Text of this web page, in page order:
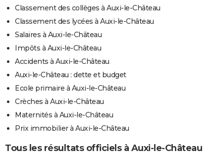
Classement des collèges à Auxi-le-Château
Classement des lycées à Auxi-le-Château
Salaires à Auxi-le-Château
Impôts à Auxi-le-Château
Accidents à Auxi-le-Château
Auxi-le-Château : dette et budget
Ecole primaire à Auxi-le-Château
Crèches à Auxi-le-Château
Maternités à Auxi-le-Château
Prix immobilier à Auxi-le-Château
Tous les résultats officiels à Auxi-le-Château